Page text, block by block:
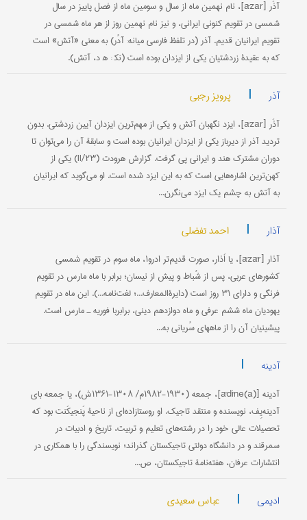
آذَر [āzar]، نام نهمین ماه از سال و سومین ماه از فصل پاییز در سال
شمسی در تقویم کنونی ایرانی، و نیز نام نهمین روز از هر ماه شمسی در
تقویم ایرانیان قدیم. آذر (در تلفظ فارسی میانه: آدُر) به معنی «آتش» است
که به عقیدۀ زردشتیان یکی از ایزدان بوده است (نک‍ : ﻫ د، آتش).
آذر | پرویز رجبی
آذَر [āzar]، ایزد نگهبان آتش و یکی از مهم‌ترین ایزدان آیین زردشتی. بدون
تردید آذر از دیرباز یکی از ایزدان ایرانیان بوده است و سابقۀ آن را می‌توان تا
دوران مشترک هند و ایرانی پی گرفت. گزارش هرودت (II/۲۳) یکی از
کهن‌ترین اشاره‌هایی است که به این ایزد شده است. او می‌گوید که ایرانیان
به آتش به چشم یک ایزد می‌نگرن...
آذار | احمد تفضلی
آذار [āzār]، یا اَذار، صورت قدیم‌تر ادرو۱، ماه سوم در تقویم شمسی
کشورهای عربی، پس از شُباط و پیش از نیسان؛ برابر با ماه مارس در تقویم
فرنگی و دارای ۳۱ روز است (دایرةالمعارف...؛ لغت‌نامه...). این ماه در تقویم
یهودیان ماه ششم عرفی و ماه دوازدهم دینی، برابربا فوریه ـ مارس است.
پیشینیان آن را از ماههای سُریانی به...
آدینه |
آدینه [ādīne(a)]، جمعه (۱۹۳۰-۱۹۸۲م/ ۱۳۰۸-۱۳۶۱ش)، یا جمعه بای
آدینه‌یِف، نویسنده و منتقد تاجیک. او روستا‌زاده‌ای از ناحیۀ پَنجیکَنت بود که
تحصیلات عالی خود را در رشته‌های تعلیم و تربیت، تاریخ و ادبیات در
سمرقند و در دانشگاه دولتی تاجیکستان گذراند؛ نویسندگی را با همکاری در
انتشارات عرفان، هفته‌نامۀ تاجیکستان، ص...
ادیمی | عباس سعیدی